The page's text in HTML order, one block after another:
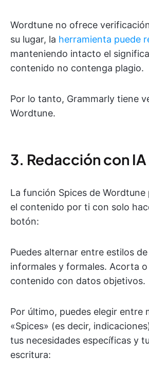
Wordtune no ofrece
su lugar, la herramienta puede
manteniendo intacto el
contenido no contenga plagio.
Por lo tanto, Grammarly tiene
Wordtune.
3. Redacción con IA
La función Spices de
el contenido por ti con solo
botón:
Puedes alternar entre estilos
informales y formales. Acorta o
contenido con datos objetivos.
Por último, puedes elegir entre
«Spices» (es decir,
tus necesidades específicas y
escritura: